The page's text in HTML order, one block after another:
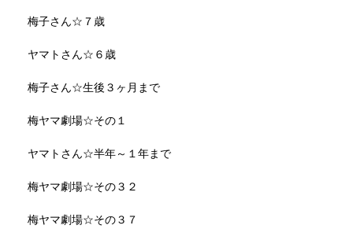
梅子さん☆７歳
ヤマトさん☆６歳
梅子さん☆生後３ヶ月まで
梅ヤマ劇場☆その１
ヤマトさん☆半年～１年まで
梅ヤマ劇場☆その３２
梅ヤマ劇場☆その３７